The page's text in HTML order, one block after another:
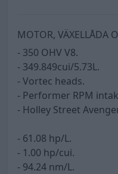
MOTOR, VÄXELLÅDA
- 350 OHV V8.
- 349.849cui/5.73L.
- Vortec heads.
- Performer RPM
- Holley Street
- 61.08 hp/L.
- 1.00 hp/cui.
- 94.24 nm/L.